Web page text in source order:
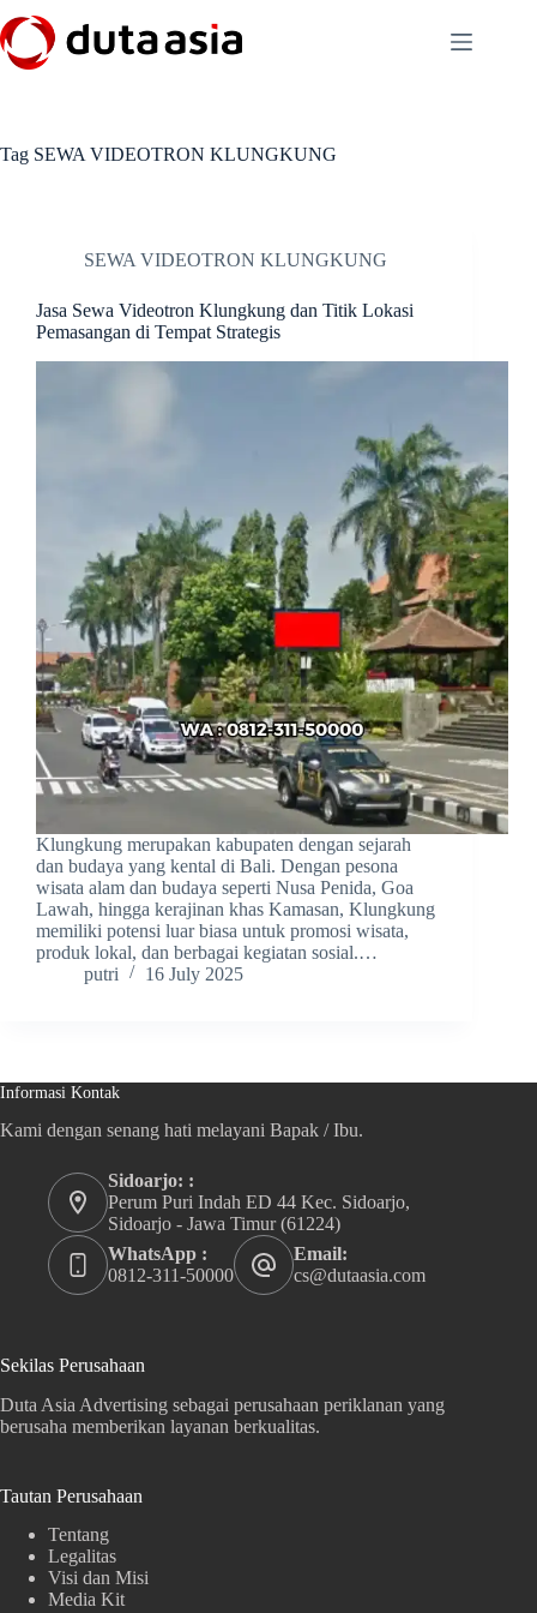
to
content
Tag SEWA VIDEOTRON KLUNGKUNG
SEWA VIDEOTRON KLUNGKUNG
Jasa Sewa Videotron Klungkung dan Titik Lokasi
Pemasangan di Tempat Strategis
Klungkung merupakan kabupaten dengan sejarah
dan budaya yang kental di Bali. Dengan pesona
wisata alam dan budaya seperti Nusa Penida, Goa
Lawah, hingga kerajinan khas Kamasan, Klungkung
memiliki potensi luar biasa untuk promosi wisata,
produk lokal, dan berbagai kegiatan sosial.…
putri
16 July 2025
Informasi Kontak
Kami dengan senang hati melayani Bapak / Ibu.
Sidoarjo: :
Perum Puri Indah ED 44 Kec. Sidoarjo,
Sidoarjo - Jawa Timur (61224)
WhatsApp :
0812-311-50000
Email:
cs@dutaasia.com
Sekilas Perusahaan
Duta Asia Advertising sebagai perusahaan periklanan yang
berusaha memberikan layanan berkualitas.
Tautan Perusahaan
Tentang
Legalitas
Visi dan Misi
Media Kit